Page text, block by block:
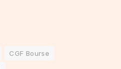
CGF Bourse